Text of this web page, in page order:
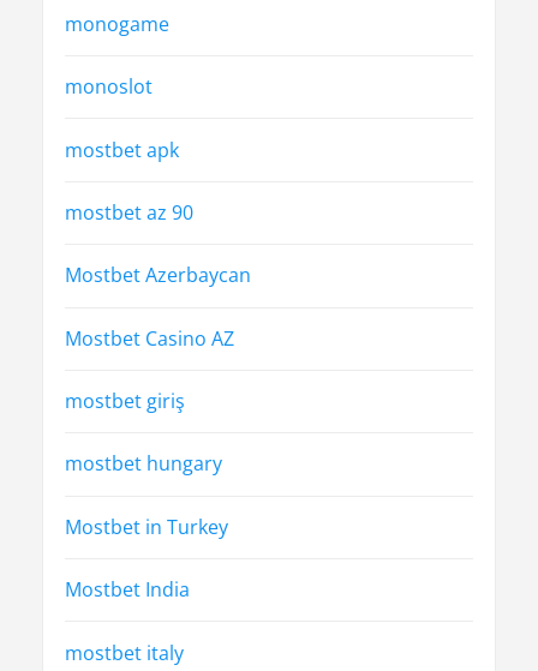
monogame
monoslot
mostbet apk
mostbet az 90
Mostbet Azerbaycan
Mostbet Casino AZ
mostbet giriş
mostbet hungary
Mostbet in Turkey
Mostbet India
mostbet italy